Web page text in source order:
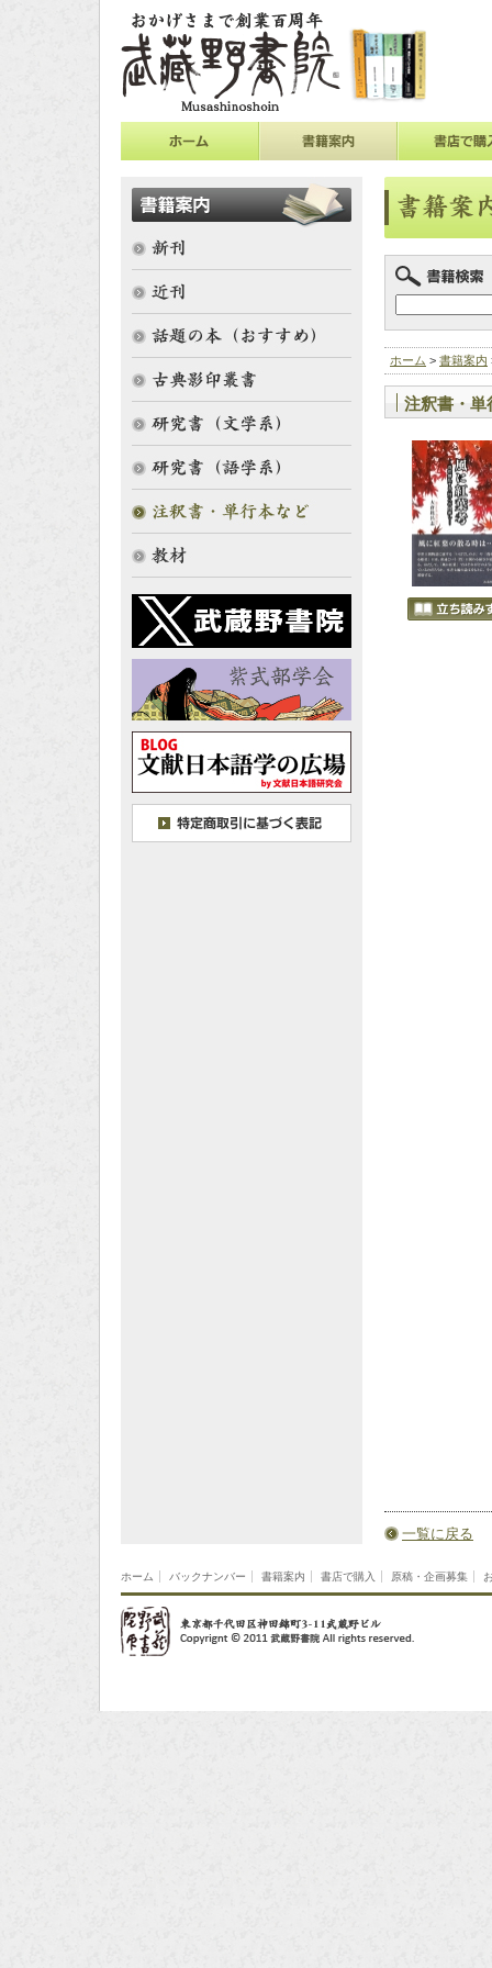
ホーム > 書籍案内
注釈書・単
一覧に戻る
ホーム バックナンバー 書籍案内 書店で購入 原稿・企画募集